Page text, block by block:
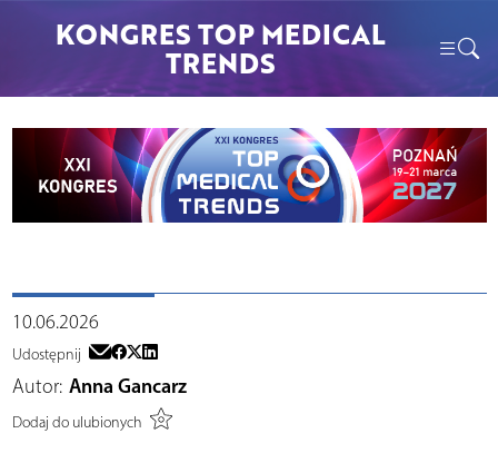
KONGRES TOP MEDICAL
TRENDS
10.06.2026
Udostępnij
Autor: Anna Gancarz
Dodaj do ulubionych